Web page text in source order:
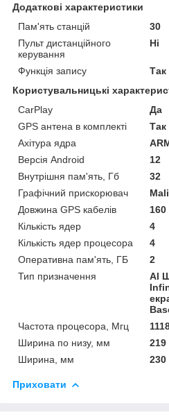
Додаткові характеристики
Пам'ять станцій
30
Пульт дистанційного
керування
Ні
Функція запису
Так
Користувальницькі
CarPlay
Да
GPS антена в комплекті
Так
Ахітура ядра
Версія Android
12
Внутрішня пам'ять, Гб
32
Графічний прискорювач
Довжина GPS кабелів
Кількість ядер
4
Кількість ядер процесора
4
Оперативна пам'ять, ГБ
2
Тип призначення
Al
Частота процесора, Мгц
Ширина по низу, мм
219
Ширина, мм
230
Приховати